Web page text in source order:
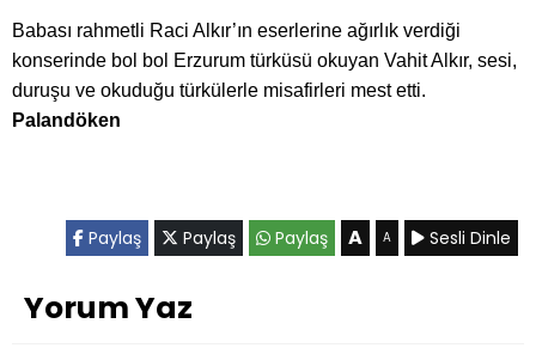
Babası rahmetli Raci Alkır’ın eserlerine ağırlık verdiği
konserinde bol bol Erzurum türküsü okuyan Vahit Alkır, sesi,
duruşu ve okuduğu türkülerle misafirleri mest etti.
Palandöken
Paylaş Paylaş Paylaş A A Sesli Dinle
Yorum Yaz